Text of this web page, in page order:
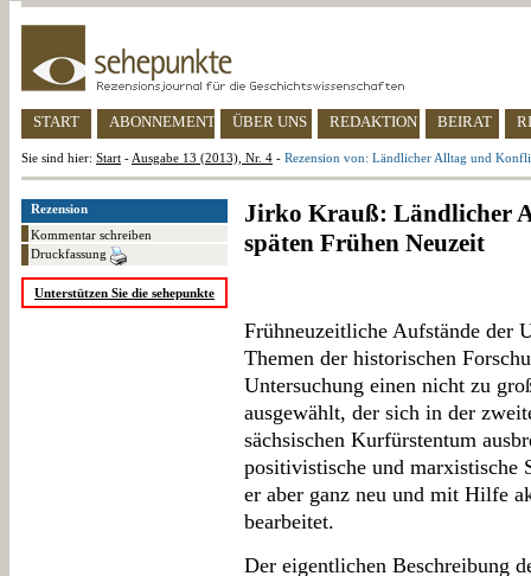
START ABONNEMENT ÜBER UNS REDAKTION BEIRAT
Sie sind hier: Start - Ausgabe 13 (2013), Nr. 4 - Rezension von: Ländlicher Alltag und
Rezension
Kommentar schreiben
Druckfassung
Unterstützen Sie die sehepunkte
Jirko Krauß: Ländlicher
späten Frühen Neuzeit
Frühneuzeitliche Aufstände der
Themen der historischen
Untersuchung einen nicht zu
ausgewählt, der sich in der
sächsischen Kurfürstentum
positivistische und marxistische
er aber ganz neu und mit Hilfe
bearbeitet.
Der eigentlichen Beschreibung